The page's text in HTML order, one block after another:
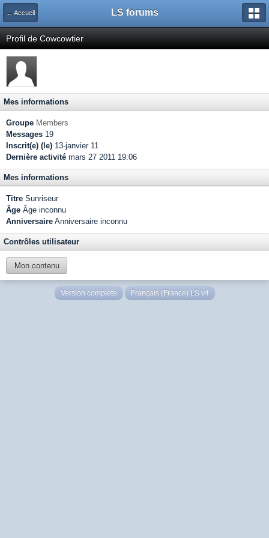
← Accueil LS forums
Profil de Cowcowtier
Mes informations
Groupe Members
Messages 19
Inscrit(e) (le) 13-janvier 11
Dernière activité mars 27 2011 19:06
Mes informations
Titre Sunriseur
Âge Âge inconnu
Anniversaire Anniversaire inconnu
Contrôles utilisateur
Mon contenu
Version complète Français (France) LS v4